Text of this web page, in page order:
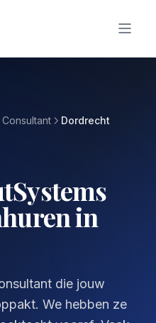
Dordrecht
in
die jouw
We hebben ze